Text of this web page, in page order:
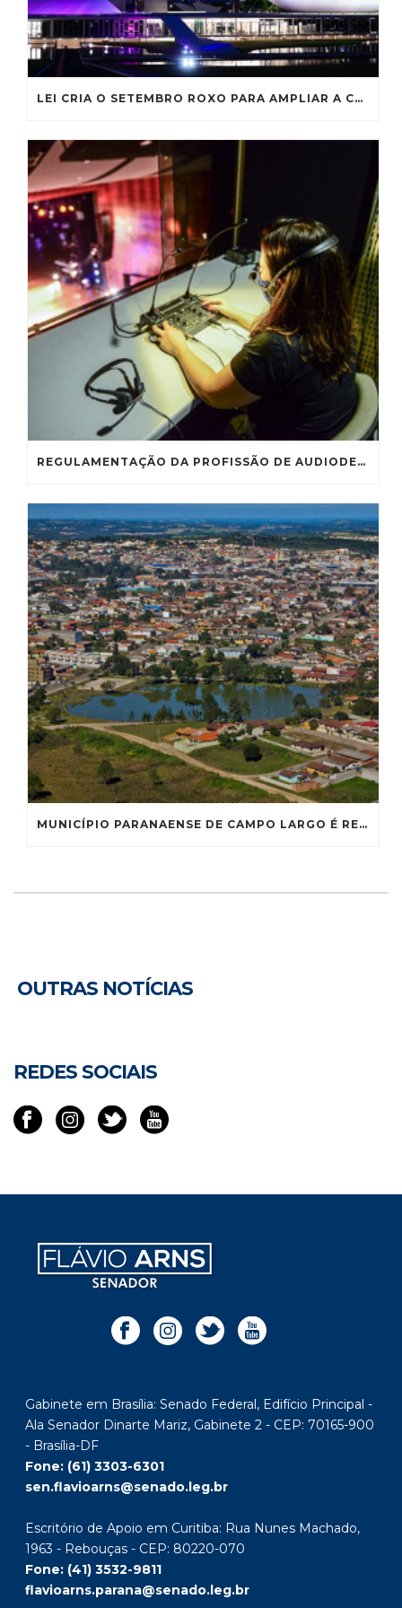
LEI CRIA O SETEMBRO ROXO PARA AMPLIAR A CONSCIENTIZAÇÃO SOBRE A FIBROSE CÍSTICA
REGULAMENTAÇÃO DA PROFISSÃO DE AUDIODESCRITOR VAI À CE
MUNICÍPIO PARANAENSE DE CAMPO LARGO É RECONHECIDO COMO CAPITAL NACIONAL DA LOUÇA
OUTRAS NOTÍCIAS
REDES SOCIAIS
Gabinete em Brasília: Senado Federal, Edifício Principal -
Ala Senador Dinarte Mariz, Gabinete 2 - CEP: 70165-900
- Brasília-DF
Fone: (61) 3303-6301
sen.flavioarns@senado.leg.br
Escritório de Apoio em Curitiba: Rua Nunes Machado,
1963 - Rebouças - CEP: 80220-070
Fone: (41) 3532-9811
flavioarns.parana@senado.leg.br